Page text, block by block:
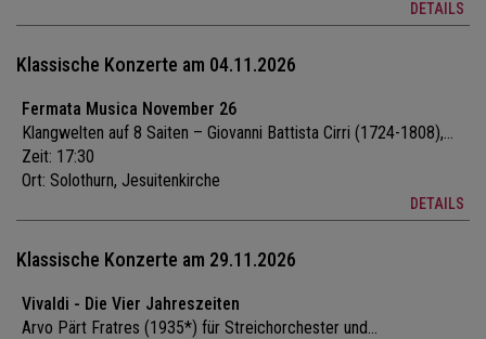
DETAILS
Klassische Konzerte am 04.11.2026
Fermata Musica November 26
Klangwelten auf 8 Saiten – Giovanni Battista Cirri (1724-1808),...
Zeit: 17:30
Ort: Solothurn, Jesuitenkirche
DETAILS
Klassische Konzerte am 29.11.2026
Vivaldi - Die Vier Jahreszeiten
Arvo Pärt Fratres (1935*) für Streichorchester und...